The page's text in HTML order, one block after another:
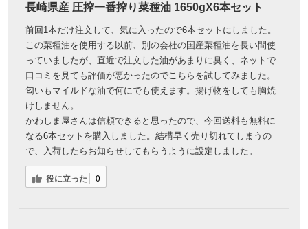
長崎県産 圧搾一番搾り菜種油 1650gX6本セット
前回1本だけ注文して、気に入ったので6本セットにしました。
この菜種油を使用する以前、別の会社の国産菜種油を長い間使
っていましたが、直近で注文した油があまりに臭く、ネットで
口コミを見ても評価が悪かったのでこちらを試してみました。
匂いもマイルドな油で何にでも使えます。揚げ物をしても胸焼
けしません。
かわしま屋さんは信頼できると思ったので、今回送料も無料に
なる6本セットを購入しました。結構早く売り切れてしまうの
で、入荷したらお知らせしてもらうように設定しました。
役に立った 0